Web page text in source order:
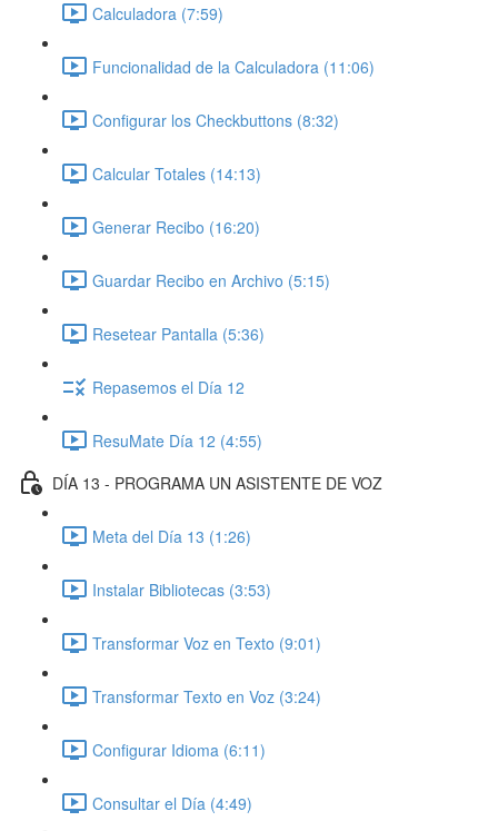
Calculadora (7:59)
Funcionalidad de la Calculadora (11:06)
Configurar los Checkbuttons (8:32)
Calcular Totales (14:13)
Generar Recibo (16:20)
Guardar Recibo en Archivo (5:15)
Resetear Pantalla (5:36)
Repasemos el Día 12
ResuMate Día 12 (4:55)
DÍA 13 - PROGRAMA UN ASISTENTE DE VOZ
Meta del Día 13 (1:26)
Instalar Bibliotecas (3:53)
Transformar Voz en Texto (9:01)
Transformar Texto en Voz (3:24)
Configurar Idioma (6:11)
Consultar el Día (4:49)